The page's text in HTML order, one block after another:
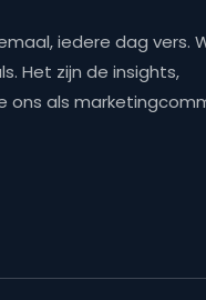
iedere dag vers.
Het zijn de insights,
ons als